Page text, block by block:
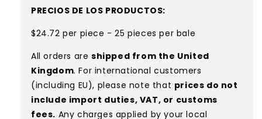
PRECIOS DE LOS PRODUCTOS:
$24.72 per piece - 25 pieces per bale
All orders are shipped from the United
Kingdom. For international customers
(including EU), please note that prices do not
include import duties, VAT, or customs
fees. Any charges applied by your local